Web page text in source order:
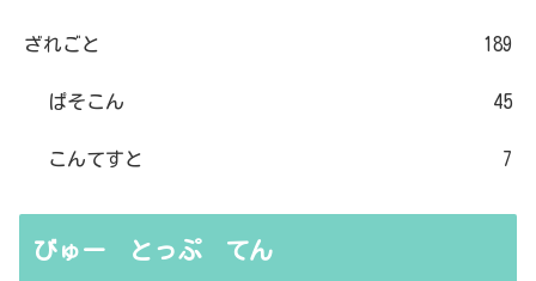
ざれごと 189
ぱそこん 45
こんてすと 7
びゅー とっぷ てん